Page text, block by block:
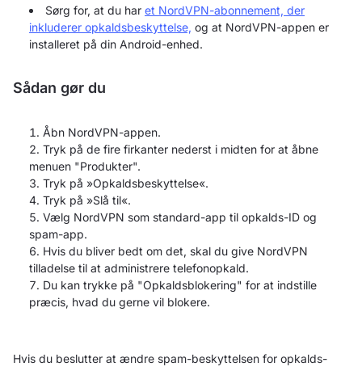
Sørg for, at du har et NordVPN-abonnement, der
inkluderer opkaldsbeskyttelse, og at NordVPN-appen er
installeret på din Android-enhed.
Sådan gør du
Åbn NordVPN-appen.
Tryk på de fire firkanter nederst i midten for at åbne
menuen "Produkter".
Tryk på »Opkaldsbeskyttelse«.
Tryk på »Slå til«.
Vælg NordVPN som standard-app til opkalds-ID og
spam-app.
Hvis du bliver bedt om det, skal du give NordVPN
tilladelse til at administrere telefonopkald.
Du kan trykke på "Opkaldsblokering" for at indstille
præcis, hvad du gerne vil blokere.
Hvis du beslutter at ændre spam-beskyttelsen for opkalds-